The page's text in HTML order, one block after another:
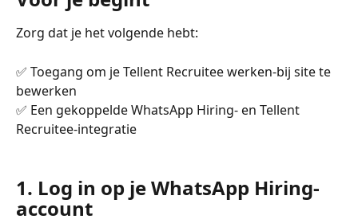
Zorg dat je het volgende hebt:
✅ Toegang om je Tellent Recruitee werken-bij site te
bewerken
✅ Een gekoppelde WhatsApp Hiring- en Tellent
Recruitee-integratie
1. Log in op je WhatsApp Hiring-
account